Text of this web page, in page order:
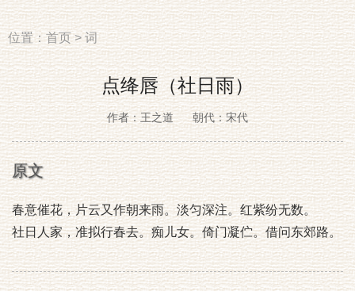
位置：首页>词
点绛唇（社日雨）
作者：王之道 朝代：宋代
原文
春意催花，片云又作朝来雨。淡匀深注。红紫纷无数。
社日人家，准拟行春去。痴儿女。倚门凝伫。借问东郊路。